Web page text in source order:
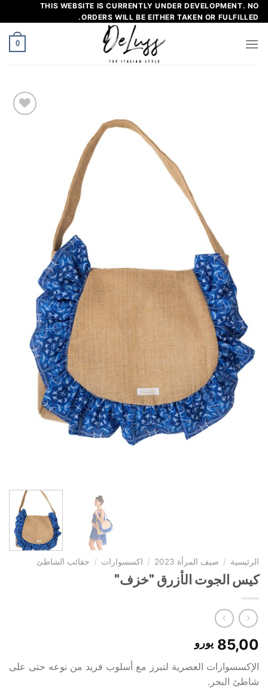
تخطي
إلى
THIS WEBSITE IS CURRENTLY UNDER DEVELOPMENT. NO
ORDERS WILL BE EITHER TAKEN OR FULFILLED.
0
الرئيسية / صيف المرأة 2023 / اكسسوارات / حقائب الشاطئ
كيس الجوت الأزرق "خزف"
85,00 يورو
الإكسسوارات العصرية لتبرز مع أسلوب فريد من نوعه حتى على
شاطئ البحر.